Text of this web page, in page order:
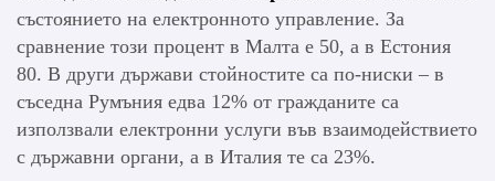
състоянието на електронното управление. За
сравнение този процент в Малта е 50, а в Естония
80. В други държави стойностите са по-ниски – в
съседна Румъния едва 12% от гражданите са
използвали електронни услуги във взаимодействието
с държавни органи, а в Италия те са 23%.